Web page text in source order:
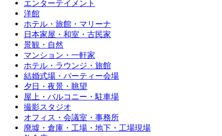
エンターテイメント
洋館
ホテル・旅館・マリーナ
日本家屋・和室・古民家
景観・自然
マンション・一軒家
ホテル・ラウンジ・旅館
結婚式場・パーティー会場
夕日・夜景・眺望
屋上・バルコニー・駐車場
撮影スタジオ
オフィス・会議室・事務所
廃墟・倉庫・工場・地下・工場現場